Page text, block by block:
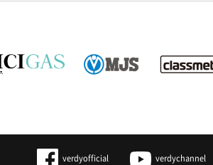
verdyofficial verdychannel